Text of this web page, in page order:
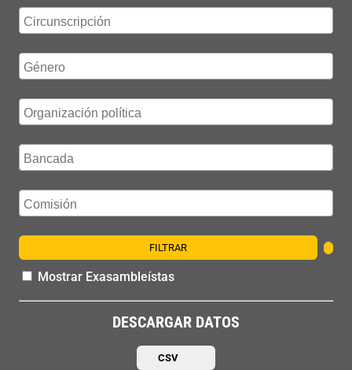
FILTRAR
Mostrar Exasambleístas
DESCARGAR DATOS
CSV